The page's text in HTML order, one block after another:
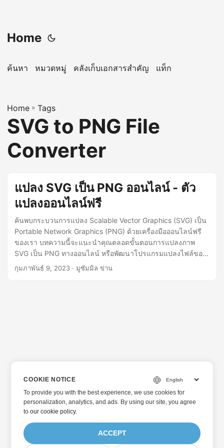
Home
ค้นหา หมวดหมู่ คลังเก็บเอกสารสำคัญ แท็ก
Home » Tags
SVG to PNG File
Converter
แปลง SVG เป็น PNG ออนไลน์ - ตัว
แปลงออนไลน์ฟรี
ค้นพบกระบวนการแปลง Scalable Vector Graphics (SVG) เป็น
Portable Network Graphics (PNG) ด้วยเครื่องมือออนไลน์ฟรี
ของเรา บทความนี้จะแนะนำคุณตลอดขั้นตอนการแปลงภาพ
SVG เป็น PNG ทางออนไลน์ หรือพัฒนาโปรแกรมแปลงไฟล์ของ
คุณเอง
กุมภาพันธ์ 9, 2023 · มูซัมมิล ข่าน
COOKIE NOTICE
To provide you with the best experience, we use cookies for
personalization, analytics, and ads. By using our site, you agree
toour cookie policy.
ACCEPT